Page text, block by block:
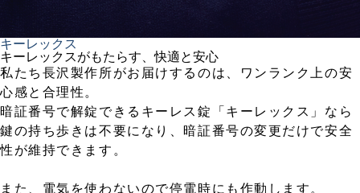
キーレックス
キーレックスがもたらす、快適と安心
私たち長沢製作所がお届けするのは、ワンランク上の安
心感と合理性。
暗証番号で解錠できるキーレス錠「キーレックス」なら
鍵の持ち歩きは不要になり、暗証番号の変更だけで安全
性が維持できます。
また、電気を使わないので停電時にも作動します。